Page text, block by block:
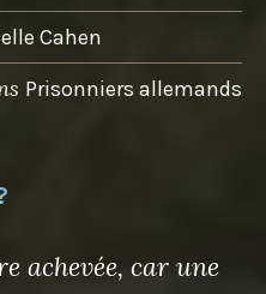
Cahen
Prisonniers allemands
achevée, car une